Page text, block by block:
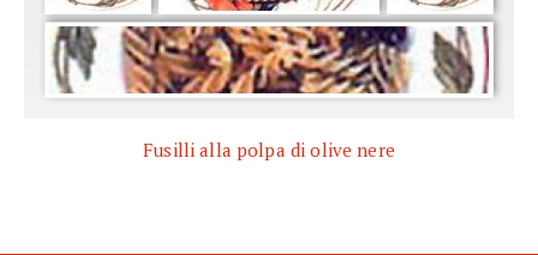
Fusilli alla polpa di olive nere